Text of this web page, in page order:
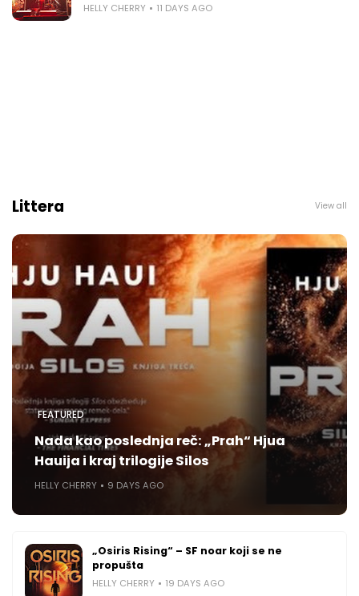
HELLY CHERRY 11 DAYS AGO
Littera View all
FEATURED
Nada kao poslednja reč: „Prah“ Hjua
Hauija i kraj trilogije Silos
HELLY CHERRY 9 DAYS AGO
„Osiris Rising“ – SF noar koji se ne
propušta
HELLY CHERRY 19 DAYS AGO